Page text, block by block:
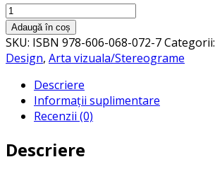
Cantitate
Imagini
fermecate.
Descoperă
fermecată
sterogramelor
Adaugă în coș
SKU: ISBN 978-606-068-072-7Categorii:
Design, Arta vizuala/Stereograme
Descriere
Informații suplimentare
Recenzii (0)
Descriere